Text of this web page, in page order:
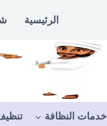
الرئيسية
خدمات النظافة